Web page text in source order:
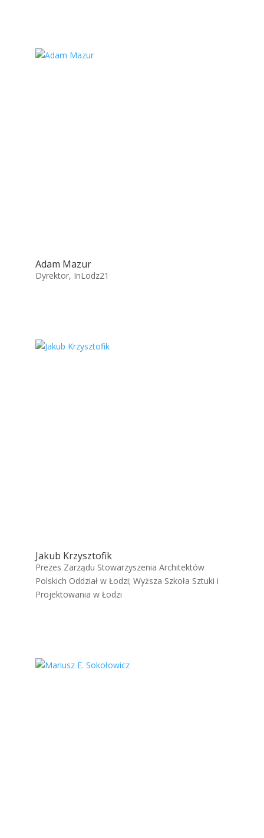
Adam Mazur
Dyrektor, InLodz21
Jakub Krzysztofik
Prezes Zarządu Stowarzyszenia Architektów
Polskich Oddział w Łodzi; Wyższa Szkoła Sztuki i
Projektowania w Łodzi